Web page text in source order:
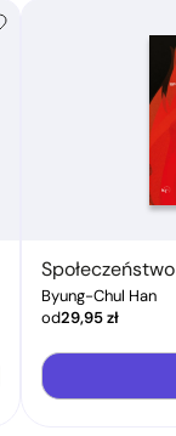
Byung-Chul Han
od29,95zł